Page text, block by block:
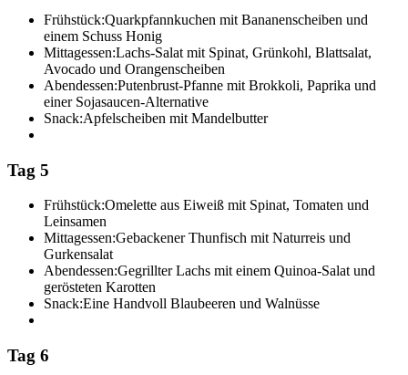
Frühstück:Quarkpfannkuchen mit Bananenscheiben und
einem Schuss Honig
Mittagessen:Lachs-Salat mit Spinat, Grünkohl, Blattsalat,
Avocado und Orangenscheiben
Abendessen:Putenbrust-Pfanne mit Brokkoli, Paprika und
einer Sojasaucen-Alternative
Snack:Apfelscheiben mit Mandelbutter
Tag 5
Frühstück:Omelette aus Eiweiß mit Spinat, Tomaten und
Leinsamen
Mittagessen:Gebackener Thunfisch mit Naturreis und
Gurkensalat
Abendessen:Gegrillter Lachs mit einem Quinoa-Salat und
gerösteten Karotten
Snack:Eine Handvoll Blaubeeren und Walnüsse
Tag 6